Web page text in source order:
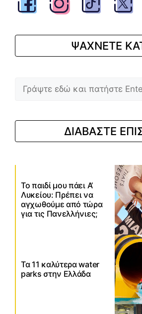
ΨΑΧΝΕΤΕ
ΔΙΑΒΑΣΤΕ
Το παιδί μου πάει Α’
Λυκείου: Πρέπει να
αγχωθούμε από τώρα
για τις Πανελλήνιες;
Τα 11 καλύτερα water
parks στην Ελλάδα